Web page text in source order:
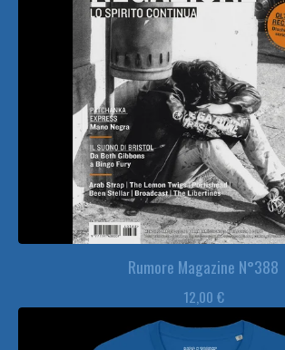
Rumore Magazine N°388
12,00 €